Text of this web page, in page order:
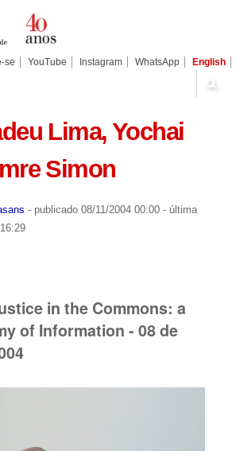
se YouTube Instagram WhatsApp English
Lima, Yochai
Simon
- publicado08/11/2004 00:00 - última
in the Commons: a
of Information - 08 de